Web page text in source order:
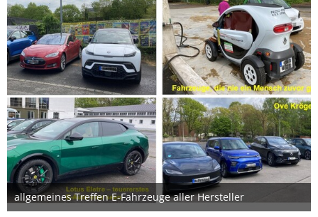
allgemeines Treffen E-Fahrzeuge aller Hersteller
24. April 2025